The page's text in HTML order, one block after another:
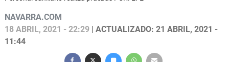
NAVARRA.COM
18 ABRIL, 2021 - 22:29 | ACTUALIZADO: 21 ABRIL, 2021 -
11:44